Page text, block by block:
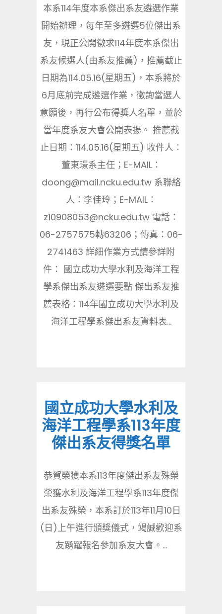
本系114年度本系傑出系友遴選作業
開始辦理，每年至多遴選5位傑出系
友，現正公開徵求114年度本系傑出
系友候選人(由系友推薦)，推薦截止
日期為114.05.16(星期五)，本系將於
6月底前完成遴選作業，徵詢當選人
意願後，再行公布得獎人名單，並於
當年度系友大會公開表揚。 推薦截
止日期：114.05.16(星期五) 收件人：
董東璟系主任；E-MAIL：
doong@mail.ncku.edu.tw 系聯絡
人：李佳玲；E-MAIL：
z10908053@ncku.edu.tw 電話：
06-2757575轉63206；傳真：06-
2741463 詳細作業方式請參詳附
件： 國立成功大學水利及海洋工程
學系傑出系友遴選要點 傑出系友推
薦表格：114年國立成功大學水利及
海洋工程學系傑出系友資料表...
國立成功大學水利及
海洋工程學系113年度
傑出系友得獎名單
恭賀榮獲本系113年度傑出系友殊榮
榮獲水利及海洋工程學系113年度傑
出系友殊榮，本系訂於113年11月10日
(日)上午進行頒獎儀式，竭誠歡迎系
友踴躍報名參加系友大會。...